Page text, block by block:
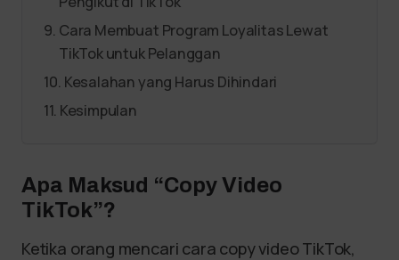
Cara Membuat Program Loyalitas Lewat
TikTok untuk Pelanggan
Kesalahan yang Harus Dihindari
Kesimpulan
Apa Maksud “Copy Video
TikTok”?
Ketika orang mencari cara copy video TikTok,